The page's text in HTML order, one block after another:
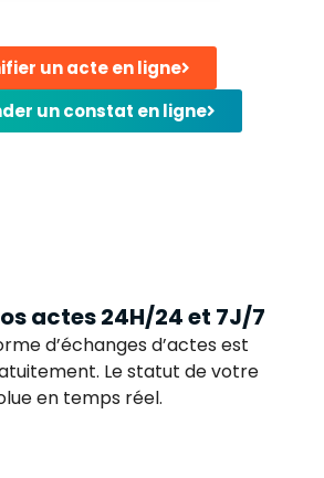
un acte en ligne
un constat en ligne
actes 24H/24 et 7J/7
d’échanges d’actes est
Le statut de votre
en temps réel.